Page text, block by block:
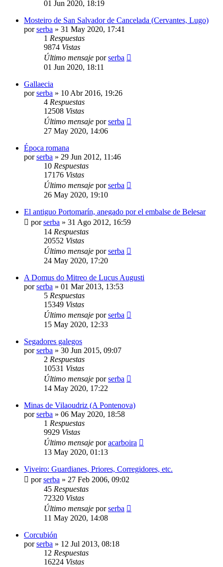
01 Jun 2020, 18:19
Mosteiro de San Salvador de Cancelada (Cervantes, Lugo)
porserba » 31 May 2020, 17:41
1 Respuestas
9874 Vistas
Último mensaje porserba
01 Jun 2020, 18:11
Gallaecia
porserba » 10 Abr 2016, 19:26
4 Respuestas
12508 Vistas
Último mensaje porserba
27 May 2020, 14:06
Época romana
porserba » 29 Jun 2012, 11:46
10 Respuestas
17176 Vistas
Último mensaje porserba
26 May 2020, 19:10
El antiguo Portomarín, anegado por el embalse de Belesar
porserba » 31 Ago 2012, 16:59
14 Respuestas
20552 Vistas
Último mensaje porserba
24 May 2020, 17:20
A Domus do Mitreo de Lucus Augusti
porserba » 01 Mar 2013, 13:53
5 Respuestas
15349 Vistas
Último mensaje porserba
15 May 2020, 12:33
Segadores galegos
porserba » 30 Jun 2015, 09:07
2 Respuestas
10531 Vistas
Último mensaje porserba
14 May 2020, 17:22
Minas de Vilaoudriz (A Pontenova)
porserba » 06 May 2020, 18:58
1 Respuestas
9929 Vistas
Último mensaje poracarboira
13 May 2020, 01:13
Viveiro: Guardianes, Priores, Corregidores, etc.
porserba » 27 Feb 2006, 09:02
45 Respuestas
72320 Vistas
Último mensaje porserba
11 May 2020, 14:08
Corcubión
porserba » 12 Jul 2013, 08:18
12 Respuestas
16224 Vistas